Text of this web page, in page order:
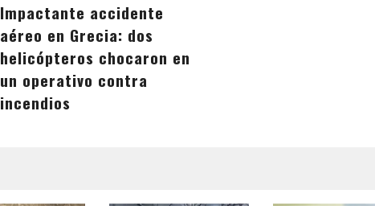
Impactante accidente
aéreo en Grecia: dos
helicópteros chocaron en
un operativo contra
incendios